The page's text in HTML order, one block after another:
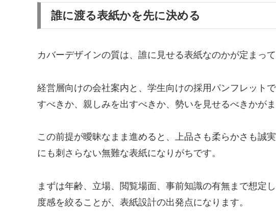
誰に渡る表紙かを先に決める
カバーデザインの質は、誰に見せる表紙なのかが定まっ
経営層向けの会社案内と、学生向けの採用パンフレット
すべきか、親しみを出すべきか、勢いを見せるべきかがま
この前提が曖昧なまま進めると、上品さも柔らかさも誠
にも刺さらない無難な表紙になりがちです。
まずは年齢、立場、閲覧場面、事前知識の有無まで想定
度感を絞ることが、表紙設計の出発点になります。